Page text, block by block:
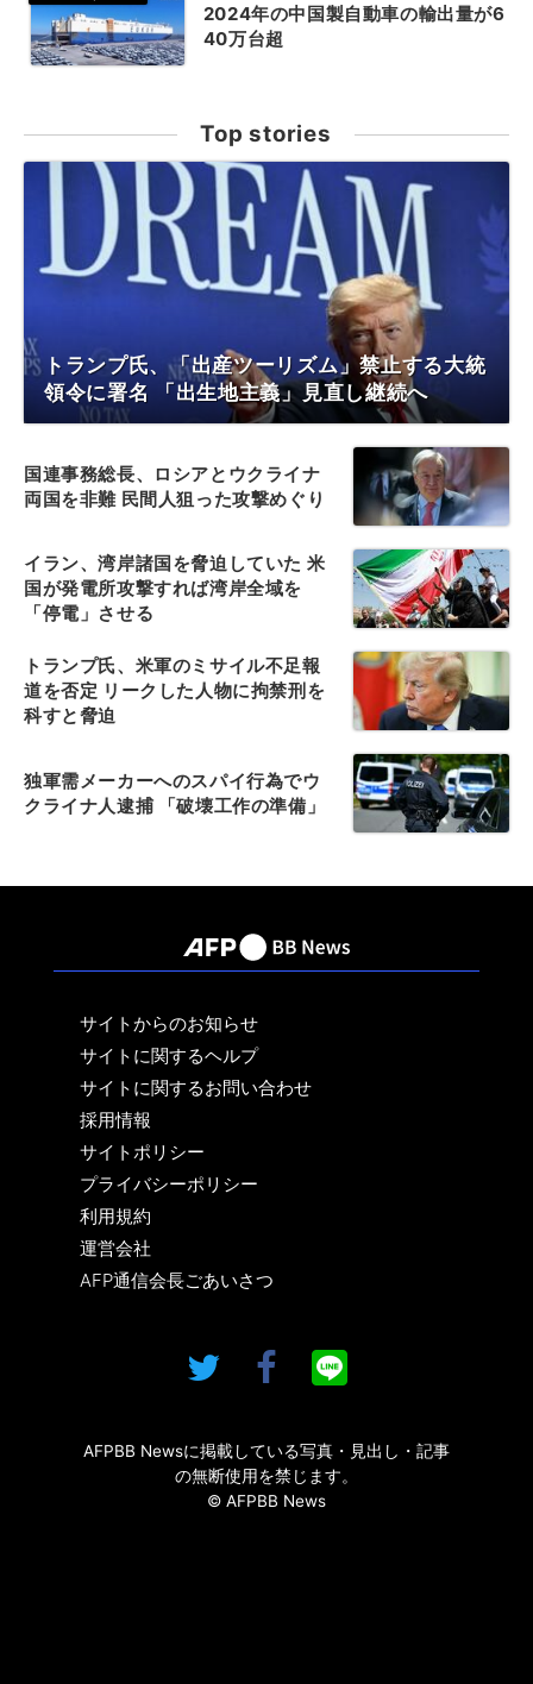
2024年の中国製自動車の輸出量が6
40万台超
Top stories
トランプ氏、「出産ツーリズム」禁止する大統
領令に署名 「出生地主義」見直し継続へ
国連事務総長、ロシアとウクライナ
両国を非難 民間人狙った攻撃めぐり
イラン、湾岸諸国を脅迫していた 米
国が発電所攻撃すれば湾岸全域を
「停電」させる
トランプ氏、米軍のミサイル不足報
道を否定 リークした人物に拘禁刑を
科すと脅迫
独軍需メーカーへのスパイ行為でウ
クライナ人逮捕 「破壊工作の準備」
サイトからのお知らせ
サイトに関するヘルプ
サイトに関するお問い合わせ
採用情報
サイトポリシー
プライバシーポリシー
利用規約
運営会社
AFP通信会長ごあいさつ
AFPBB Newsに掲載している写真・見出し・記事
の無断使用を禁じます。
© AFPBB News